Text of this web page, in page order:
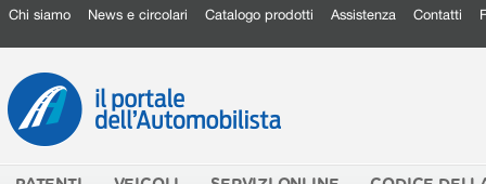
Chi siamo News e circolari Catalogo prodotti Assistenza Contatti